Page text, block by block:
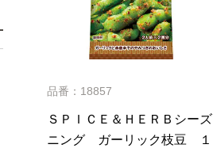
品番：18857
ＳＰＩＣＥ＆ＨＥＲＢシーズ
ニング ガーリック枝豆 １